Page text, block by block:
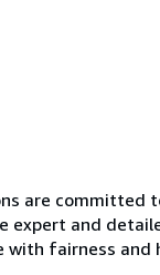
are
expert and
fairness and